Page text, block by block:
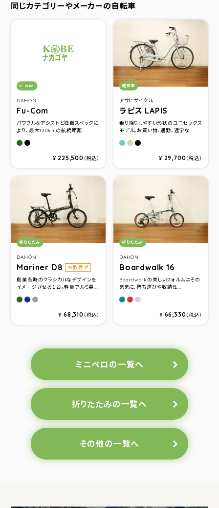
同じカテゴリーやメーカーの自転車
DAHON
Fu-Com
カテゴリ：
e-Bike
パワフルなアシストと独自スペックに
より、最大120kmの航続距離...
カーキ
マットブラック
¥ 225,500 （税込）
アサヒサイクル
ラピス LAPIS
カテゴリ：
軽快車
乗り降りしやすい形状のユニセックス
モデル。お買い物、通勤、通学な...
ＰＷソフトブルー
ＰＷベージュ
ＰＷブラック
¥ 29,700（税込）
DAHON
Mariner D8 お取寄せ
カテゴリ：
折りたたみ
創業当時のクラシカルなデザインを
イメージさせる１台。軽量アルミ製...
Olive Drab
Ocean Navy
Gunmetal
¥ 68,310 （税込）
DAHON
Boardwalk 16
カテゴリ：
折りたたみ
Boardwalkの美しいフォルムはその
ままに、持ち運びや収納性...
Matt Grayish Green
Matt Terrcotta
Pink Puff
¥ 66,330（税込）
ミニベロの一覧へ
折りたたみの一覧へ
その他の一覧へ